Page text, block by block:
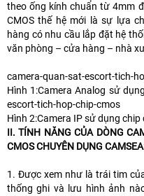
theo ống kính chuẩn từ 4mm
CMOS thế hệ mới là sự lựa
hàng có nhu cầu lắp đặt hệ
văn phòng – cửa hàng – nhà
camera-quan-sat-escort-tich-
Hình 1:Camera Analog sử
escort-tich-hop-chip-cmos
Hình 2:Camera IP sử dụng chip
II. TÍNH NĂNG CỦA DÒNG
CMOS CHUYÊN DỤNG
1. Được xem như là trái tim
thống ghi và lưu hình ảnh